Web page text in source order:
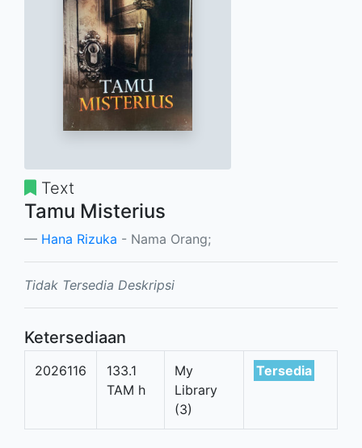
Text
Tamu Misterius
Hana Rizuka - Nama Orang;
Tidak Tersedia Deskripsi
Ketersediaan
2026116
133.1
TAM h
My
Library
(3)
Tersedia